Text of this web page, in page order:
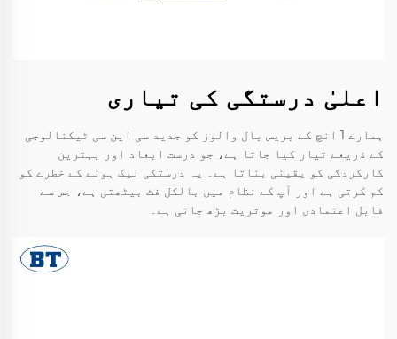
اعلیٰ درستگی کی تیاری
ہمارے 1 انچ کے بریس بال والوز کو جدید سی این سی ٹیکنالوجی
کے ذریعے تیار کیا جاتا ہے، جو درست ابعاد اور بہترین
کارکردگی کو یقینی بناتا ہے۔ یہ درستگی لیک ہونے کے خطرے کو
کم کرتی ہے اور آپ کے نظام میں بالکل فٹ بیٹھتی ہے، جس سے
قابل اعتمادی اور موثریت بڑھ جاتی ہے۔